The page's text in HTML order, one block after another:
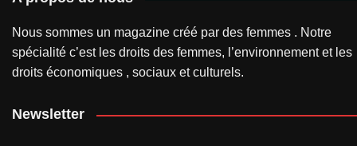
Nous sommes un magazine créé par des femmes . Notre
spécialité c’est les droits des femmes, l’environnement et les
droits économiques , sociaux et culturels.
Newsletter